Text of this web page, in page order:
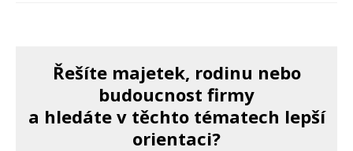
Řešíte majetek, rodinu nebo
budoucnost firmy
a hledáte v těchto tématech lepší
orientaci?